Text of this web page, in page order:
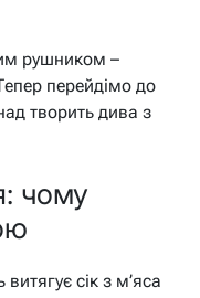
рушником –
перейдімо до
творить дива з
чому
сік з м’яса